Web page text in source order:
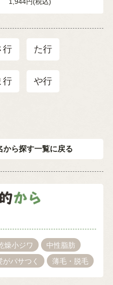
行 た行
行 や行
から探す一覧に戻る
燥小ジワ
中性脂肪
がパサつく 薄毛・脱毛